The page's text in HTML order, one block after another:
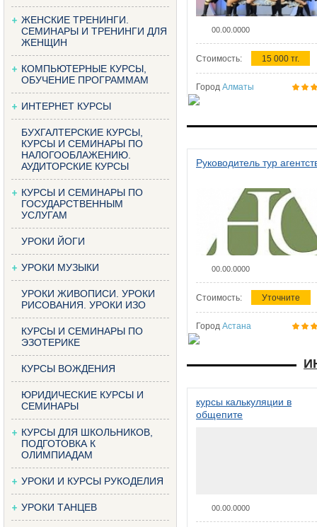
ЖЕНСКИЕ ТРЕНИНГИ.
СЕМИНАРЫ И ТРЕНИНГИ ДЛЯ
ЖЕНЩИН
КОМПЬЮТЕРНЫЕ КУРСЫ,
ОБУЧЕНИЕ ПРОГРАММАМ
ИНТЕРНЕТ КУРСЫ
БУХГАЛТЕРСКИЕ КУРСЫ,
КУРСЫ И СЕМИНАРЫ ПО
НАЛОГООБЛАЖЕНИЮ.
АУДИТОРСКИЕ КУРСЫ
КУРСЫ И СЕМИНАРЫ ПО
ГОСУДАРСТВЕННЫМ
УСЛУГАМ
УРОКИ ЙОГИ
УРОКИ МУЗЫКИ
УРОКИ ЖИВОПИСИ. УРОКИ
РИСОВАНИЯ. УРОКИ ИЗО
КУРСЫ И СЕМИНАРЫ ПО
ЭЗОТЕРИКЕ
КУРСЫ ВОЖДЕНИЯ
ЮРИДИЧЕСКИЕ КУРСЫ И
СЕМИНАРЫ
КУРСЫ ДЛЯ ШКОЛЬНИКОВ,
ПОДГОТОВКА К
ОЛИМПИАДАМ
УРОКИ И КУРСЫ РУКОДЕЛИЯ
УРОКИ ТАНЦЕВ
00.00.0000
Стоимость: 15 000 тг.
Город Алматы
Руководитель тур
00.00.0000
Стоимость: Уточните
Город Астана
курсы калькуляции в
общепите
00.00.0000